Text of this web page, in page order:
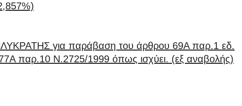
για παράβαση του άρθρου 69Α παρ.1 εδ.
παρ.10 Ν.2725/1999 όπως ισχύει. (εξ αναβολής)